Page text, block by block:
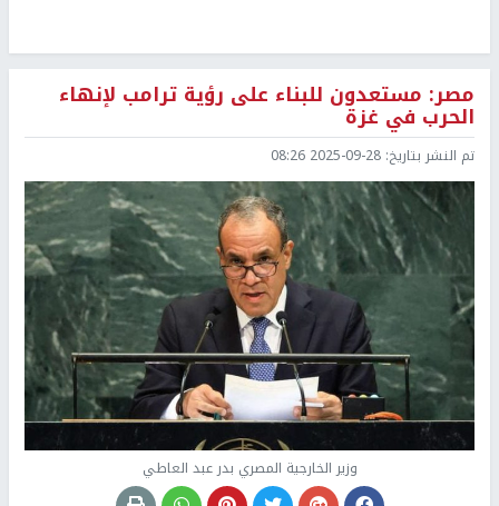
مصر: مستعدون للبناء على رؤية ترامب لإنهاء
الحرب في غزة
تم النشر بتاريخ: 2025-09-28 08:26
وزير الخارجية المصري بدر عبد العاطي